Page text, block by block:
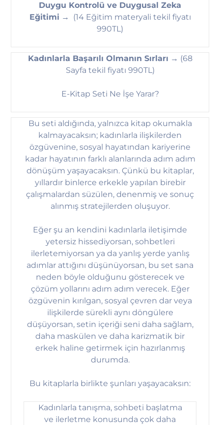
Duygu Kontrolü ve Duygusal Zeka
Eğitimi → (14 Eğitim materyali tekil fiyatı
990TL)
Kadınlarla Başarılı Olmanın Sırları → (68
Sayfa tekil fiyatı 990TL)
E-Kitap Seti Ne İşe Yarar?
Bu seti aldığında, yalnızca kitap okumakla
kalmayacaksın; kadınlarla ilişkilerden
özgüvenine, sosyal hayatından kariyerine
kadar hayatının farklı alanlarında adım adım
dönüşüm yaşayacaksın. Çünkü bu kitaplar,
yıllardır binlerce erkekle yapılan birebir
çalışmalardan süzülen, denenmiş ve sonuç
alınmış stratejilerden oluşuyor.
Eğer şu an kendini kadınlarla iletişimde
yetersiz hissediyorsan, sohbetleri
ilerletemiyorsan ya da yanlış yerde yanlış
adımlar attığını düşünüyorsan, bu set sana
neden böyle olduğunu gösterecek ve
çözüm yollarını adım adım verecek. Eğer
özgüvenin kırılgan, sosyal çevren dar veya
ilişkilerde sürekli aynı döngülere
düşüyorsan, setin içeriği seni daha sağlam,
daha maskülen ve daha karizmatik bir
erkek haline getirmek için hazırlanmış
durumda.
Bu kitaplarla birlikte şunları yaşayacaksın:
Kadınlarla tanışma, sohbeti başlatma
ve ilerletme konusunda çok daha